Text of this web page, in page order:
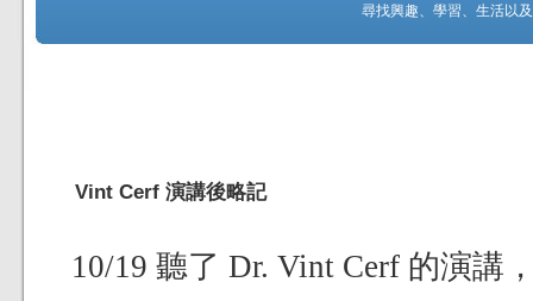
尋找興趣、學習、生活以
Vint Cerf 演講後略記
10/19 聽了 Dr. Vint Cerf 的演講